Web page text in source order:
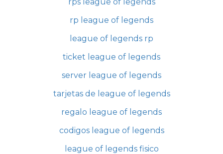
rp league of legends
league of legends rp
ticket league of legends
server league of legends
tarjetas de league of legends
regalo league of legends
codigos league of legends
league of legends fisico